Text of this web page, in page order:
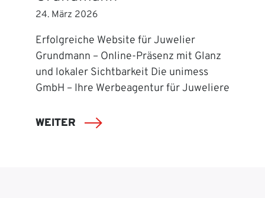
24. März 2026
Erfolgreiche Website für Juwelier
Grundmann – Online-Präsenz mit Glanz
und lokaler Sichtbarkeit Die unimess
GmbH – Ihre Werbeagentur für Juweliere
WEITER